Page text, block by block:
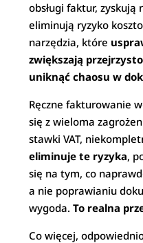
obsługi faktur,
eliminują ryzyko
narzędzia, które
zwiększają
uniknąć chaosu w
Ręczne fakturowanie
się z wieloma
stawki VAT,
eliminuje te ryzyka,
się na tym, co
a nie poprawianiu
wygoda.To realna
Co więcej,